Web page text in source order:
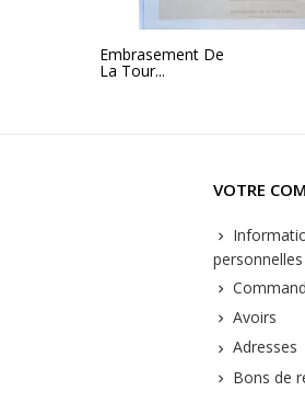
Embrasement De
La Tour...
VOTRE
personnelles
Avoirs
Adresses
Bons de